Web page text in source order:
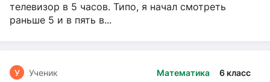
телевизор в 5 часов. Типо, я начал смотреть
раньше 5 и в пять в...
Математика 6 класс
У Ученик